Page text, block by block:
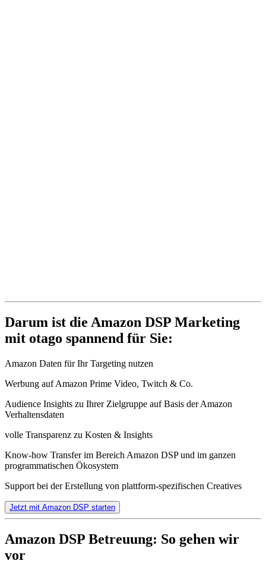
Darum ist die Amazon DSP Marketing
mit otago spannend für Sie:
Amazon Daten für Ihr Targeting nutzen
Werbung auf Amazon Prime Video, Twitch & Co.
Audience Insights zu Ihrer Zielgruppe auf Basis der Amazon
Verhaltensdaten
volle Transparenz zu Kosten & Insights
Know-how Transfer im Bereich Amazon DSP und im ganzen
programmatischen Ökosystem
Support bei der Erstellung von plattform-spezifischen Creatives
Jetzt mit Amazon DSP starten
Amazon DSP Betreuung: So gehen wir
vor